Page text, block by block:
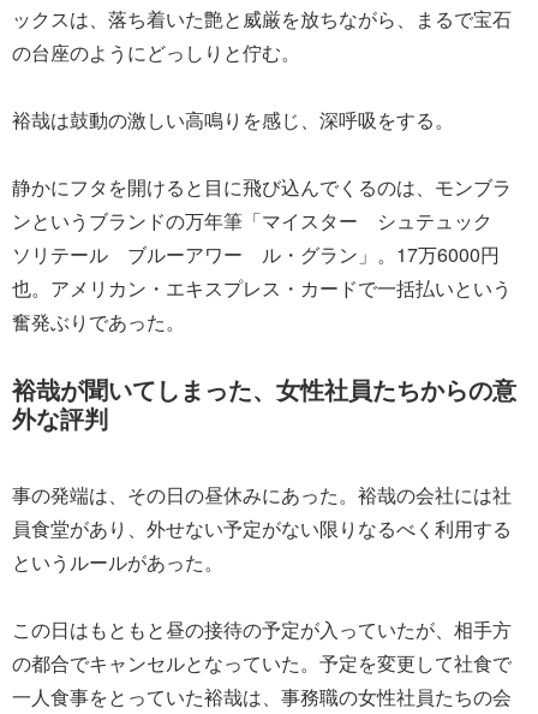
ックスは、落ち着いた艶と威厳を放ちながら、まるで宝石
の台座のようにどっしりと佇む。
裕哉は鼓動の激しい高鳴りを感じ、深呼吸をする。
静かにフタを開けると目に飛び込んでくるのは、モンブラ
ンというブランドの万年筆「マイスター シュテュック
ソリテール ブルーアワー ル・グラン」。17万6000円
也。アメリカン・エキスプレス・カードで一括払いという
奮発ぶりであった。
裕哉が聞いてしまった、女性社員たちからの意
外な評判
事の発端は、その日の昼休みにあった。裕哉の会社には社
員食堂があり、外せない予定がない限りなるべく利用する
というルールがあった。
この日はもともと昼の接待の予定が入っていたが、相手方
の都合でキャンセルとなっていた。予定を変更して社食で
一人食事をとっていた裕哉は、事務職の女性社員たちの会